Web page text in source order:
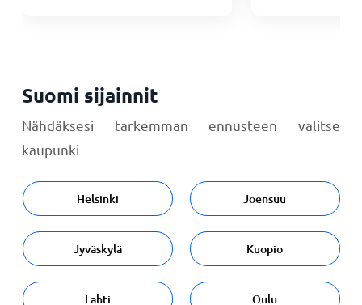
Suomi sijainnit
Nähdäksesi tarkemman ennusteen valitse
kaupunki
Helsinki Joensuu
Jyväskylä Kuopio
Lahti Oulu